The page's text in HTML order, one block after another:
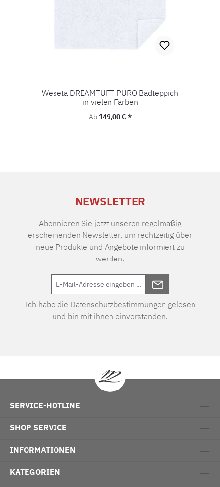
Weseta DREAMTUFT PURO Badteppich
in vielen Farben
Regulärer Preis:
Ab149,00 € *
NEWSLETTER
Abonnieren Sie jetzt unseren regelmäßig
erscheinenden Newsletter, um rechtzeitig über
neue Produkte und Angebote informiert zu
werden.
Ich habe die Datenschutzbestimmungen gelesen
und bin mit ihnen einverstanden.
SERVICE-HOTLINE
SHOP SERVICE
INFORMATIONEN
KATEGORIEN